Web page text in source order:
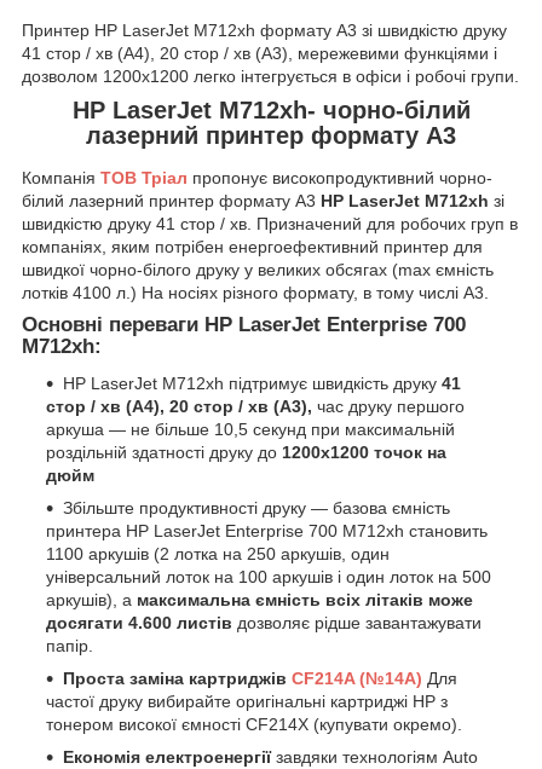
Принтер HP LaserJet M712xh формату А3 зі швидкістю друку
41 стор / хв (A4), 20 стор / хв (А3), мережевими функціями і
дозволом 1200х1200 легко інтегрується в офіси і робочі групи.
HP LaserJet M712xh- чорно-білий
лазерний принтер формату А3
Компанія ТОВ Тріал пропонує високопродуктивний чорно-
білий лазерний принтер формату А3 HP LaserJet M712xh зі
швидкістю друку 41 стор / хв. Призначений для робочих груп в
компаніях, яким потрібен енергоефективний принтер для
швидкої чорно-білого друку у великих обсягах (max ємність
лотків 4100 л.) На носіях різного формату, в тому числі A3.
Основні переваги HP LaserJet Enterprise 700
M712xh:
HP LaserJet M712xh підтримує швидкість друку 41
стор / хв (A4), 20 стор / хв (А3), час друку першого
аркуша — не більше 10,5 секунд при максимальній
роздільній здатності друку до 1200x1200 точок на
дюйм
Збільште продуктивності друку — базова ємність
принтера HP LaserJet Enterprise 700 M712xh становить
1100 аркушів (2 лотка на 250 аркушів, один
універсальний лоток на 100 аркушів і один лоток на 500
аркушів), а максимальна ємність всіх літаків може
досягати 4.600 листів дозволяє рідше завантажувати
папір.
Проста заміна картриджів CF214A (№14A) Для
частої друку вибирайте оригінальні картриджі HP з
тонером високої ємності CF214X (купувати окремо).
Економія електроенергіїзавдяки технологіям Auto